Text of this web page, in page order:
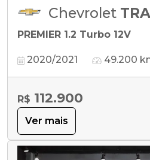
Chevrolet
PREMIER 1.2 Turbo 12V
2020/2021 49.200
R$ 112.900
Ver mais